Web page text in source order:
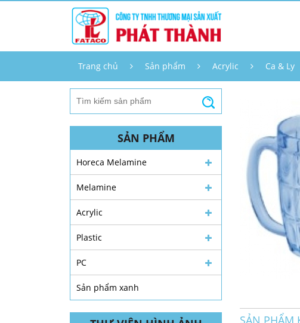
Trang chủ Sản phẩm Acrylic Ca & Ly
SẢN PHẨM
Horeca Melamine
Melamine
Acrylic
Plastic
PC
Sản phẩm xanh
SẢN PHẨM